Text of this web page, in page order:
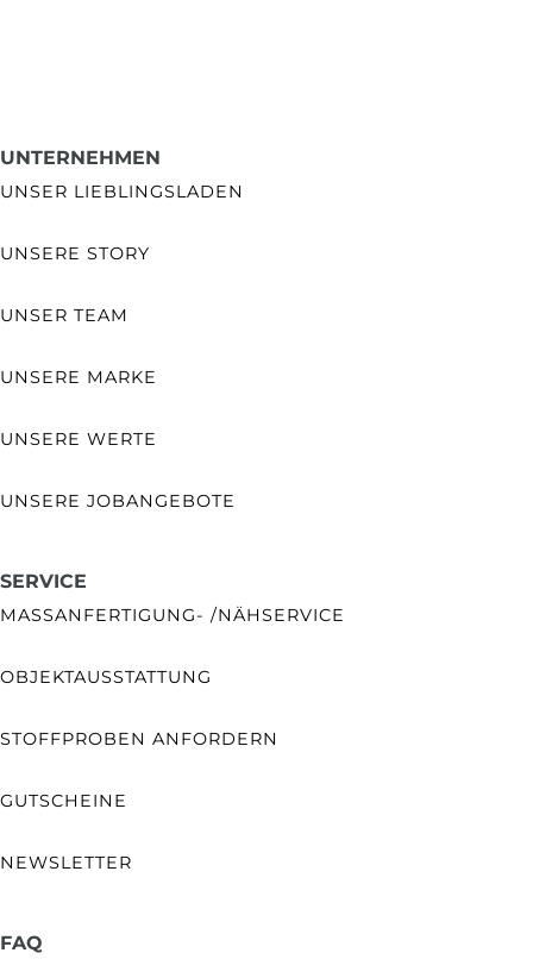
UNTERNEHMEN
UNSER LIEBLINGSLADEN
UNSERE STORY
UNSER TEAM
UNSERE MARKE
UNSERE WERTE
UNSERE JOBANGEBOTE
SERVICE
MASSANFERTIGUNG- /NÄHSERVICE
OBJEKTAUSSTATTUNG
STOFFPROBEN ANFORDERN
GUTSCHEINE
NEWSLETTER
FAQ